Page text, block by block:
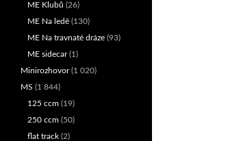
ME Klubů (26)
ME Na ledě (130)
ME Na travnaté dráze (93)
ME sidecar(1)
Minirozhovor(1 020)
MS (1 844)
125 ccm (19)
250 ccm (50)
flat track (2)